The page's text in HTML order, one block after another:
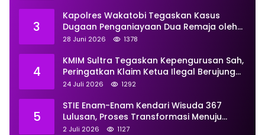
3
Kapolres Wakatobi Tegaskan Kasus
Dugaan Penganiayaan Dua Remaja oleh
Dua Anggota Ditangani Secara
28 Juni 2026 1378
4
KMIM Sultra Tegaskan Kepengurusan Sah,
Peringatkan Klaim Ketua Ilegal Berujung
Proses Hukum
24 Juli 2026 1292
5
STIE Enam-Enam Kendari Wisuda 367
Lulusan, Proses Transformasi Menuju
Universitas Resmi Diterima
2 Juli 2026 1127